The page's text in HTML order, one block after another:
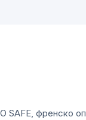
SAFE, френско